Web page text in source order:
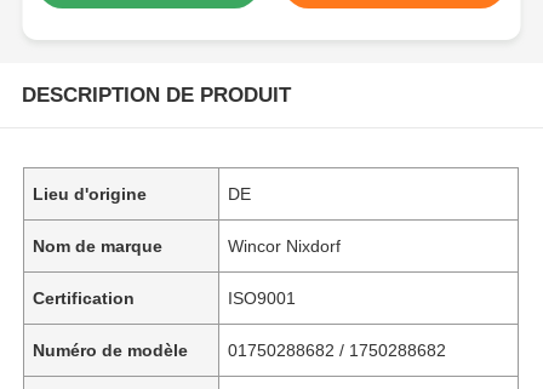
DESCRIPTION DE PRODUIT
Lieu d'origine DE
Nom de marque Wincor Nixdorf
Certification ISO9001
Numéro de modèle 01750288682 / 1750288682